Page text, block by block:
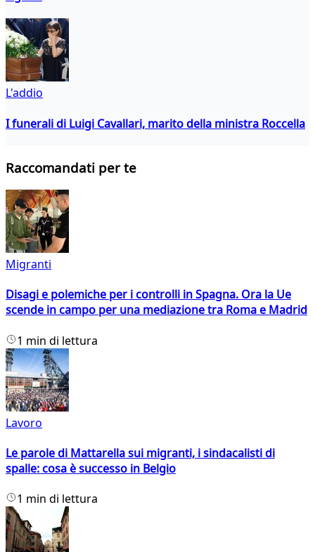
L'addio
I funerali di Luigi Cavallari, marito della ministra Roccella
Raccomandati per te
Migranti
Disagi e polemiche per i controlli in Spagna. Ora la Ue
scende in campo per una mediazione tra Roma e Madrid
1 min di lettura
Lavoro
Le parole di Mattarella sui migranti, i sindacalisti di
spalle: cosa è successo in Belgio
1 min di lettura